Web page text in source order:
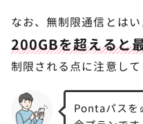
なお、無制限通信とは
200GBを超えると
制限される点に注意して
Pontaパスを